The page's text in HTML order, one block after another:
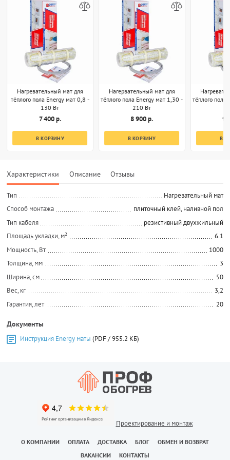
Нагревательный мат для
тёплого пола Energy мат 0,8 -
130 Вт
7 400 р.
В КОРЗИНУ
Нагервательный мат для
тёплого пола Energy мат 1,30 -
210 Вт
8 900 р.
В КОРЗИНУ
тёплого
9
В
Характеристики Описание Отзывы
Тип
Нагревательный мат
Способ монтажа
плиточный клей, наливной пол
Тип кабеля
резистивный двухжильный
Площадь укладки, м²
6.1
Мощность, Вт
1000
Толщина, мм
3
Ширина, см
50
Вес, кг
3,2
Гарантия, лет
20
Документы
Инструкция Energy маты (PDF / 955.2 КБ)
Проектирование и монтаж
О КОМПАНИИ ОПЛАТА ДОСТАВКА БЛОГ
ОБМЕН И ВОЗВРАТ
ВАКАНСИИ
КОНТАКТЫ